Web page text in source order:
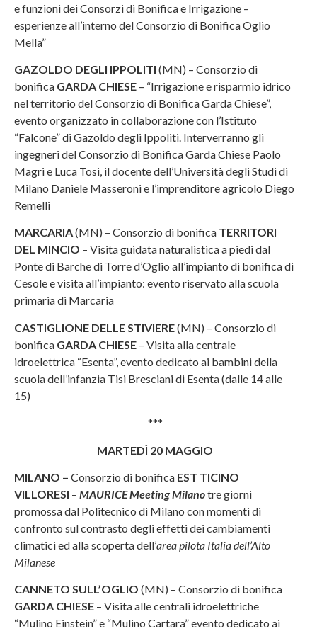
e funzioni dei Consorzi di Bonifica e Irrigazione –
esperienze all’interno del Consorzio di Bonifica Oglio
Mella”
GAZOLDO DEGLI IPPOLITI (MN) – Consorzio di
bonifica GARDA CHIESE – “Irrigazione e risparmio idrico
nel territorio del Consorzio di Bonifica Garda Chiese”,
evento organizzato in collaborazione con l’Istituto
“Falcone” di Gazoldo degli Ippoliti. Interverranno gli
ingegneri del Consorzio di Bonifica Garda Chiese Paolo
Magri e Luca Tosi, il docente dell’Università degli Studi di
Milano Daniele Masseroni e l’imprenditore agricolo Diego
Remelli
MARCARIA(MN) – Consorzio di bonifica TERRITORI
DEL MINCIO – Visita guidata naturalistica a piedi dal
Ponte di Barche di Torre d’Oglio all’impianto di bonifica di
Cesole e visita all’impianto: evento riservato alla scuola
primaria di Marcaria
CASTIGLIONE DELLE STIVIERE(MN) – Consorzio di
bonifica GARDA CHIESE – Visita alla centrale
idroelettrica “Esenta”, evento dedicato ai bambini della
scuola dell’infanzia Tisi Bresciani di Esenta (dalle 14 alle
15)
***
MARTEDÌ 20 MAGGIO
MILANO – Consorzio di bonifica EST TICINO
VILLORESI – MAURICE Meeting Milanotre giorni
promossa dal Politecnico di Milano con momenti di
confronto sul contrasto degli effetti dei cambiamenti
climatici ed alla scoperta dell’area pilota Italia dell’Alto
Milanese
CANNETO SULL’OGLIO (MN) – Consorzio di bonifica
GARDA CHIESE – Visita alle centrali idroelettriche
“Mulino Einstein” e “Mulino Cartara” evento dedicato ai